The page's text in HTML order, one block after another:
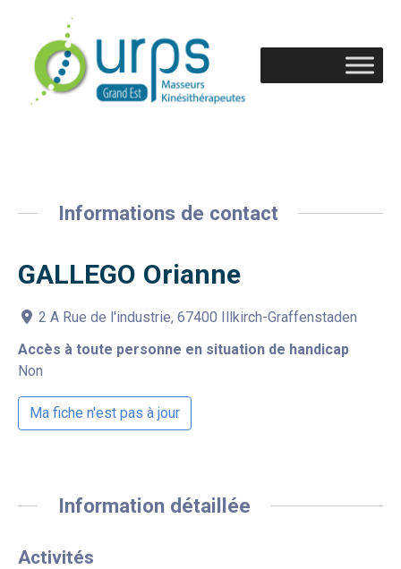
Informations de contact
GALLEGO Orianne
2 A Rue de l'industrie, 67400 Illkirch-Graffenstaden
Accès à toute personne en situation de handicap
Non
Ma fiche n'est pas à jour
Information détaillée
Activités